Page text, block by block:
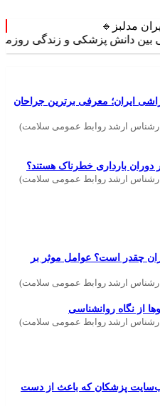
مدلبز🔹
پزشکی و زندگی روزمره ⚕️
ایران؛ معرفی برترین جراحان
ارشد روابط عمومی سلامت)
دوران بارداری خطرناک هستند؟
ارشد روابط عمومی سلامت)
چقدر است؟ عوامل موثر بر
ارشد روابط عمومی سلامت)
از نگاه روانشناسی
ارشد روابط عمومی سلامت)
وب‌سایت پزشکان که باعث از دست